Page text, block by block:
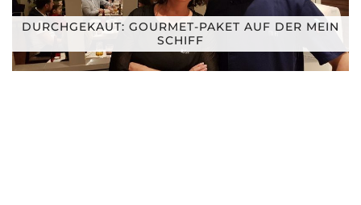
DURCHGEKAUT: GOURMET-PAKET AUF DER MEIN
SCHIFF